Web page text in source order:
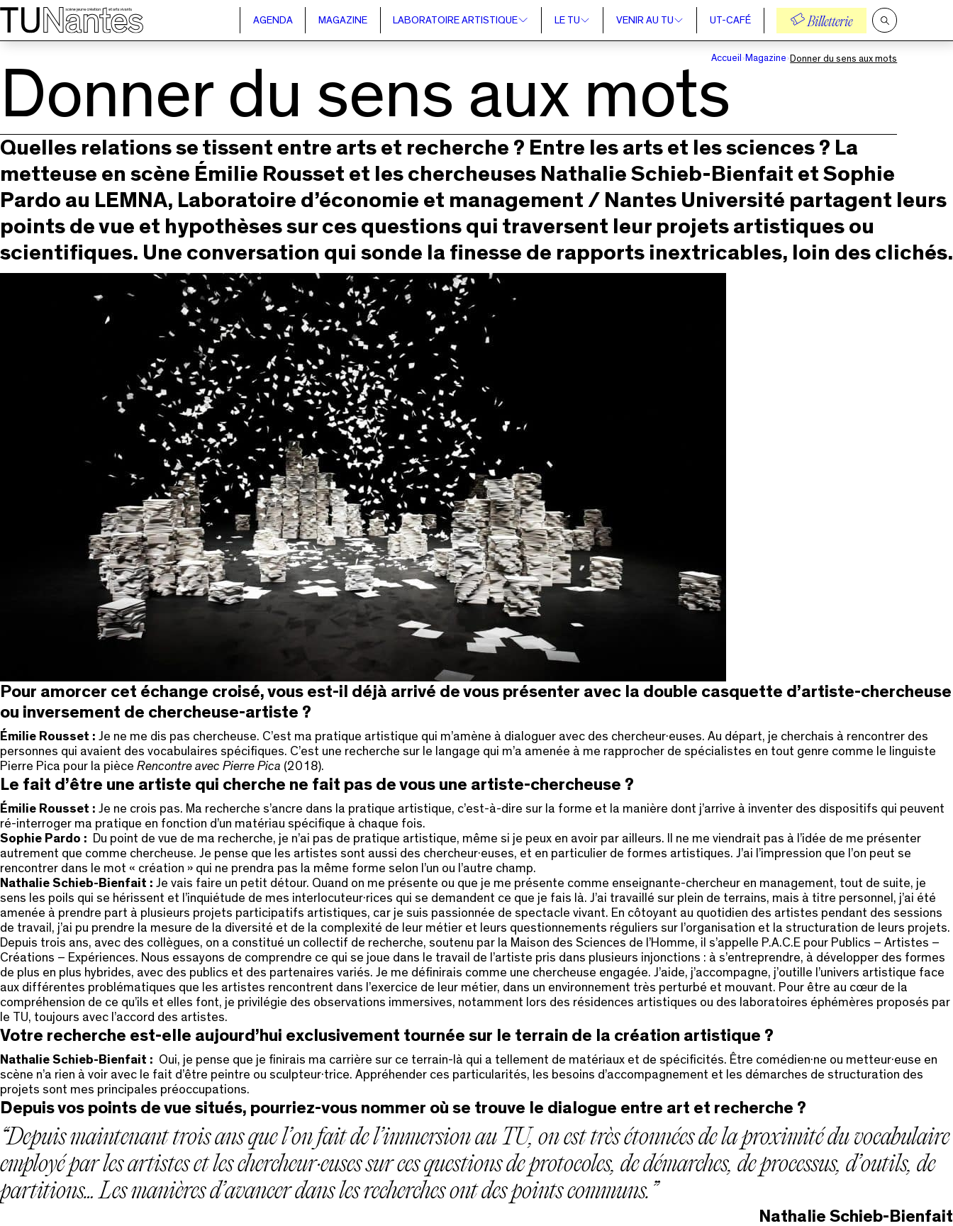
Passer directement à la navigation
Passer directement au contenu principal
AGENDA MAGAZINE LABORATOIRE ARTISTIQUE LE TU VENIR AU TU UT-CAFÉ Billetterie
Ouvrir
la
recherche
Accueil
Magazine Donner du sens aux mots
Donner du sens aux mots
Quelles relations se tissent entre arts et recherche ? Entre les arts et les sciences ? La
metteuse en scène Émilie Rousset et les chercheuses Nathalie Schieb-Bienfait et Sophie
Pardo au LEMNA, Laboratoire d’économie et management / Nantes Université partagent leurs
points de vue et hypothèses sur ces questions qui traversent leur projets artistiques ou
scientifiques. Une conversation qui sonde la finesse de rapports inextricables, loin des clichés.
Pour amorcer cet échange croisé, vous est-il déjà arrivé de vous présenter avec la double casquette d’artiste-chercheuse
ou inversement de chercheuse-artiste ?
Émilie Rousset : Je ne me dis pas chercheuse. C’est ma pratique artistique qui m’amène à dialoguer avec des chercheur·euses. Au départ, je cherchais à rencontrer des
personnes qui avaient des vocabulaires spécifiques. C’est une recherche sur le langage qui m’a amenée à me rapprocher de spécialistes en tout genre comme le linguiste
Pierre Pica pour la pièce Rencontre avec Pierre Pica (2018).
Le fait d’être une artiste qui cherche ne fait pas de vous une artiste-chercheuse ?
Émilie Rousset : Je ne crois pas. Ma recherche s’ancre dans la pratique artistique, c’est-à-dire sur la forme et la manière dont j’arrive à inventer des dispositifs qui peuvent
ré-interroger ma pratique en fonction d’un matériau spécifique à chaque fois.
Sophie Pardo :
Du point de vue de ma recherche, je n’ai pas de pratique artistique, même si je peux en avoir par ailleurs. Il ne me viendrait pas à l’idée de me présenter
autrement que comme chercheuse. Je pense que les artistes sont aussi des chercheur·euses, et en particulier de formes artistiques. J’ai l’impression que l’on peut se
rencontrer dans le mot « création » qui ne prendra pas la même forme selon l’un ou l’autre champ.
Nathalie Schieb-Bienfait : Je vais faire un petit détour. Quand on me présente ou que je me présente comme enseignante-chercheur en management, tout de suite, je
sens les poils qui se hérissent et l’inquiétude de mes interlocuteur·rices qui se demandent ce que je fais là. J’ai travaillé sur plein de terrains, mais à titre personnel, j’ai été
amenée à prendre part à plusieurs projets participatifs artistiques, car je suis passionnée de spectacle vivant. En côtoyant au quotidien des artistes pendant des sessions
de travail, j’ai pu prendre la mesure de la diversité et de la complexité de leur métier et leurs questionnements réguliers sur l’organisation et la structuration de leurs projets.
Depuis trois ans, avec des collègues, on a constitué un collectif de recherche, soutenu par la Maison des Sciences de l’Homme, il s’appelle P.A.C.E pour Publics – Artistes –
Créations – Expériences. Nous essayons de comprendre ce qui se joue dans le travail de l’artiste pris dans plusieurs injonctions : à s’entreprendre, à développer des formes
de plus en plus hybrides, avec des publics et des partenaires variés. Je me définirais comme une chercheuse engagée. J’aide, j’accompagne, j’outille l’univers artistique face
aux différentes problématiques que les artistes rencontrent dans l’exercice de leur métier, dans un environnement très perturbé et mouvant. Pour être au cœur de la
compréhension de ce qu’ils et elles font, je privilégie des observations immersives, notamment lors des résidences artistiques ou des laboratoires éphémères proposés par
le TU, toujours avec l’accord des artistes.
Votre recherche est-elle aujourd’hui exclusivement tournée sur le terrain de la création artistique ?
Nathalie Schieb-Bienfait : Oui, je pense que je finirais ma carrière sur ce terrain-là qui a tellement de matériaux et de spécificités. Être comédien·ne ou metteur·euse en
scène n’a rien à voir avec le fait d’être peintre ou sculpteur·trice. Appréhender ces particularités, les besoins d’accompagnement et les démarches de structuration des
projets sont mes principales préoccupations.
Depuis vos points de vue situés, pourriez-vous nommer où se trouve le dialogue entre art et recherche ?
Depuis maintenant trois ans que l’on fait de l’immersion au TU, on est très étonnées de la proximité du vocabulaire
employé par les artistes et les chercheur·euses sur ces questions de protocoles, de démarches, de processus, d’outils, de
partitions… Les manières d’avancer dans les recherches ont des points communs.
Nathalie Schieb-Bienfait